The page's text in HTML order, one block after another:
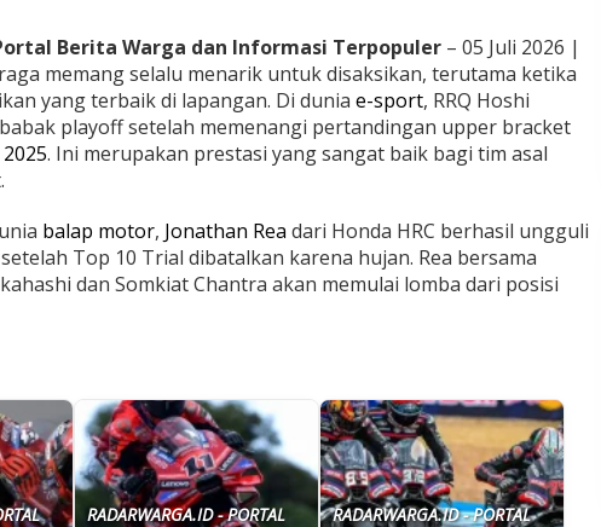
Berita Warga dan Informasi Terpopuler– 05 Juli 2026 |
memang selalu menarik untuk disaksikan, terutama ketika
yang terbaik di lapangan. Di dunia e-sport, RRQ Hoshi
playoff setelah memenangi pertandingan upper bracket
2025. Ini merupakan prestasi yang sangat baik bagi tim asal
balap motor, Jonathan Rea dari Honda HRC berhasil ungguli
Top 10 Trial dibatalkan karena hujan. Rea bersama
dan Somkiat Chantra akan memulai lomba dari posisi
RADARWARGA.ID - PORTAL
RADARWARGA.ID - PORTAL
Tahap 1 Tahun 2026 Cair,
Penerima dan Nominal
HJK Helsinki Siap Lawan
Motherwell di UEFA Conference
League